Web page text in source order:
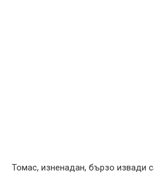
Томас, изненадан, бързо извади